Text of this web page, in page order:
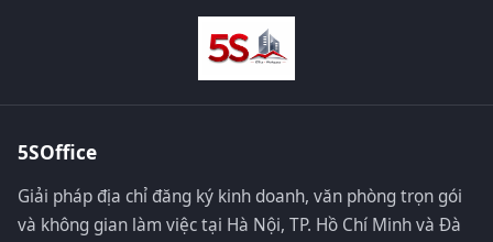
5SOffice
Giải pháp địa chỉ đăng ký kinh doanh, văn phòng trọn gói
và không gian làm việc tại Hà Nội, TP. Hồ Chí Minh và Đà